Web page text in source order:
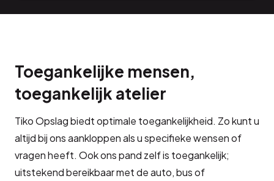
Toegankelijke mensen,
toegankelijk atelier
Tiko Opslag biedt optimale toegankelijkheid. Zo kunt u
altijd bij ons aankloppen als u specifieke wensen of
vragen heeft. Ook ons pand zelf is toegankelijk;
uitstekend bereikbaar met de auto, bus of